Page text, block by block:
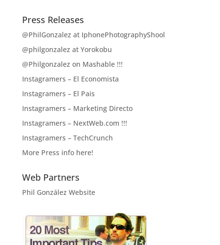
Press Releases
@PhilGonzalez at IphonePhotographyShool
@philgonzalez at Yorokobu
@Philgonzalez on Mashable !!!
Instagramers – El Economista
Instagramers – El Pais
Instagramers – Marketing Directo
Instagramers – NextWeb.com !!!
Instagramers – TechCrunch
More Press info here!
Web Partners
Phil González Website